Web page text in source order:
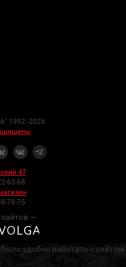
1992- 2026
47:
65-68
:
78-75
—
удобно работать с сайтом